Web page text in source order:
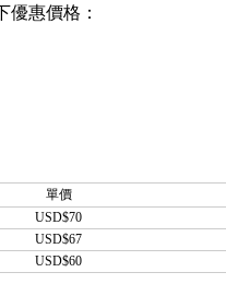
優惠價格：
單價
USD$70
USD$67
USD$60